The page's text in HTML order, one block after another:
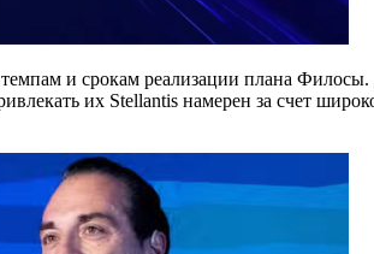
и срокам реализации плана
их Stellantis намерен за счет